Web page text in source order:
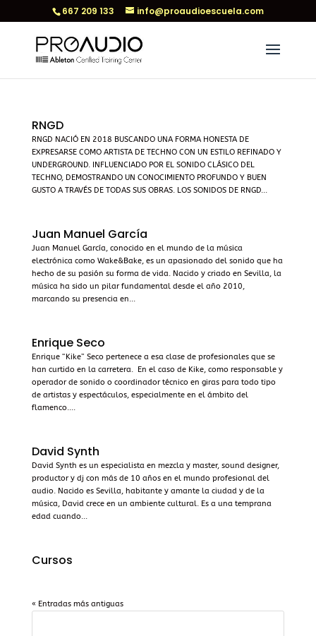
667 209 133 info@proaudioescuela.com
RNGD
RNGD NACIÓ EN 2018 BUSCANDO UNA FORMA HONESTA DE
EXPRESARSE COMO ARTISTA DE TECHNO CON UN ESTILO REFINADO Y
UNDERGROUND. INFLUENCIADO POR EL SONIDO CLÁSICO DEL
TECHNO, DEMOSTRANDO UN CONOCIMIENTO PROFUNDO Y BUEN
GUSTO A TRAVÉS DE TODAS SUS OBRAS. LOS SONIDOS DE RNGD...
Juan Manuel García
Juan Manuel García, conocido en el mundo de la música
electrónica como Wake&Bake, es un apasionado del sonido que ha
hecho de su pasión su forma de vida. Nacido y criado en Sevilla, la
música ha sido un pilar fundamental desde el año 2010,
marcando su presencia en...
Enrique Seco
Enrique “Kike” Seco pertenece a esa clase de profesionales que se
han curtido en la carretera. En el caso de Kike, como responsable y
operador de sonido o coordinador técnico en giras para todo tipo
de artistas y espectáculos, especialmente en el ámbito del
flamenco....
David Synth
David Synth es un especialista en mezcla y master, sound designer,
productor y dj con más de 10 años en el mundo profesional del
audio. Nacido es Sevilla, habitante y amante la ciudad y de la
música, David crece en un ambiente cultural. Es a una temprana
edad cuando...
Cursos
« Entradas más antiguas